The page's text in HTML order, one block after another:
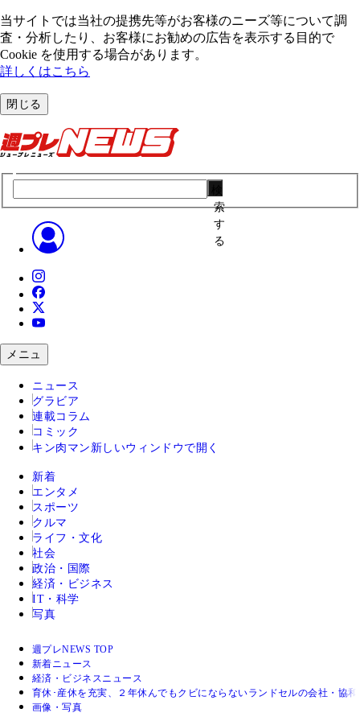
当サイトでは当社の提携先等がお客様のニーズ等について調
査・分析したり、お客様にお勧めの広告を表⽰する⽬的で
Cookie を使⽤する場合があります。
詳しくはこちら
閉じる
索
す
る
メニュ
ニュース
グラビア
連載コラム
コミック
キン肉マン 新しいウィンドウで開く
新着
エンタメ
スポーツ
クルマ
ライフ・文化
社会
政治・国際
経済・ビジネス
IT・科学
写真
週プレNEWS TOP
新着ニュース
経済・ビジネスニュース
育休･産休を充実、２年休んでもクビにならないランドセルの会社・協
画像・写真